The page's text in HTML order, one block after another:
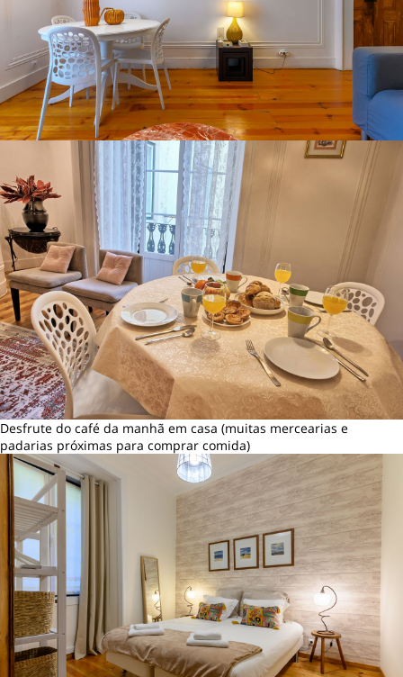
Desfrute do café da manhã em casa (muitas mercearias e
padarias próximas para comprar comida)